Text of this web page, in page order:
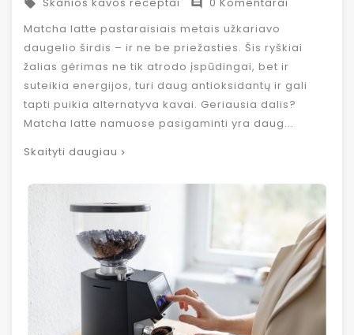
 
Matcha latte pastaraisiais metais užkariavo
daugelio širdis – ir ne be priežasties. Šis ryškiai
žalias gėrimas ne tik atrodo įspūdingai, bet ir
suteikia energijos, turi daug antioksidantų ir gali
tapti puikia alternatyva kavai. Geriausia dalis?
Matcha latte namuose pasigaminti yra daug...
Skaityti daugiau